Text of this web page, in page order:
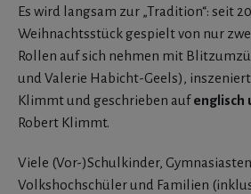
Es wird langsam zur „Tradition“: seit
Weihnachtsstück gespielt von nur
Rollen auf sich nehmen mit
und Valerie Habicht-Geels),
Klimmt und geschrieben aufenglisch
Robert Klimmt.
Viele (Vor-)Schulkinder,
Volkshochschüler und Familien